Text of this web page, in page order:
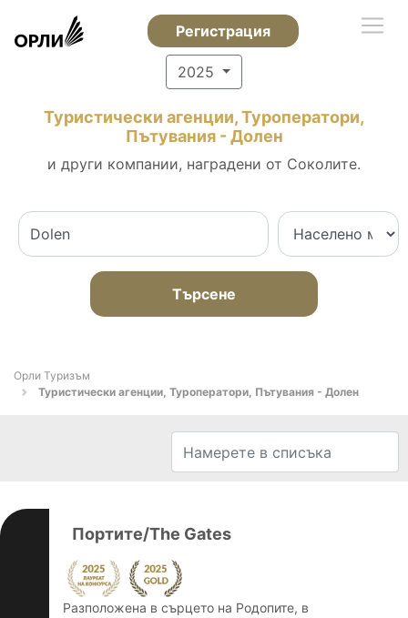
Регистрация
2025
Туристически агенции, Туроператори,
Пътувания - Долен
и други компании, наградени от Соколите.
Търсене
Орли Туризъм
Туристически агенции, Туроператори, Пътувания - Долен
Портите/The Gates
Разположена в сърцето на Родопите, в